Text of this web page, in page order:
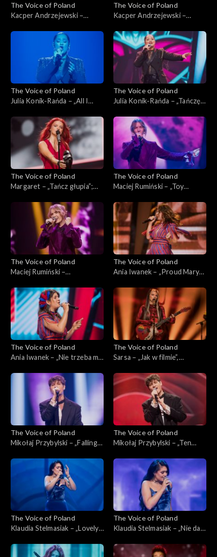
The Voice of Poland
Kacper Andrzejewski –
Poland”, Live, 23 listopada
The Voice of Poland
Kacper Andrzejewski –
of Poland”, Live, 23 listopada
2024
The Voice of Poland
Julia Konik-Rańda – „All I
Live, 23 listopada 2024
The Voice of Poland
Julia Konik-Rańda – „Tańczę
Live, 23 listopada 2024
The Voice of Poland
Margaret – „Tańcz głupia”;
23 listopada 2024
The Voice of Poland
Maciej Rumiński – „Toy
Poland”, Live, 23 listopada
2024
The Voice of Poland
Maciej Rumiński –
of Poland”, Live, 23 listopada
2024
The Voice of Poland
Ania Iwanek – „Proud Mary”;
23 listopada 2024
The Voice of Poland
Ania Iwanek – „Nie trzeba mi
Live, 23 listopada 2024
The Voice of Poland
Sarsa – „Jak w filmie”,
Poland”, Live, 23 listopada
2024
The Voice of Poland
Mikołaj Przybylski – „Falling”;
23 listopada 2024
The Voice of Poland
Mikołaj Przybylski – „Ten
Live, 23 listopada 2024
The Voice of Poland
Klaudia Stelmasiak – „Lovely”;
23 listopada 2024
The Voice of Poland
Klaudia Stelmasiak – „Nie daj
Poland”, Live, 23 listopada